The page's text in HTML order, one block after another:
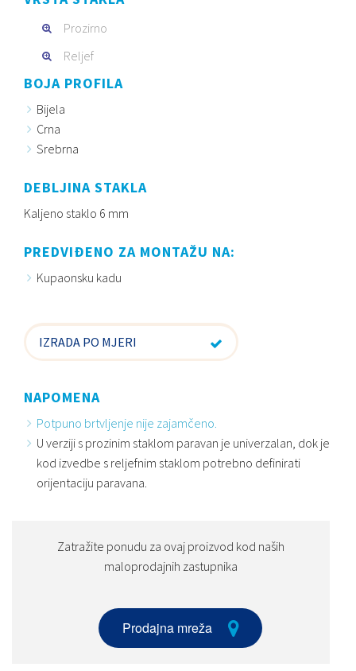
Prozirno
Reljef
BOJA PROFILA
Bijela
Crna
Srebrna
DEBLJINA STAKLA
Kaljeno staklo 6 mm
PREDVIĐENO ZA MONTAŽU NA:
Kupaonsku kadu
IZRADA PO MJERI
NAPOMENA
Potpuno brtvljenje nije zajamčeno.
U verziji s prozinim staklom paravan je univerzalan, dok je
kod izvedbe s reljefnim staklom potrebno definirati
orijentaciju paravana.
Zatražite ponudu za ovaj proizvod kod naših
maloprodajnih zastupnika
Prodajna mreža